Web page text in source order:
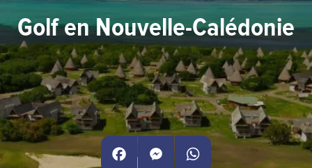
Golf en Nouvelle-Calédonie